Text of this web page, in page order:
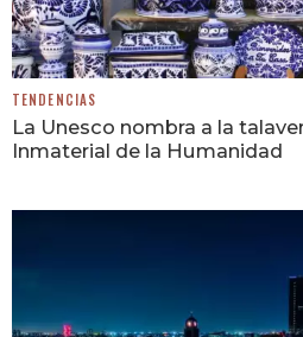
TENDENCIAS
La Unesco nombra a la
Inmaterial de la Humanidad